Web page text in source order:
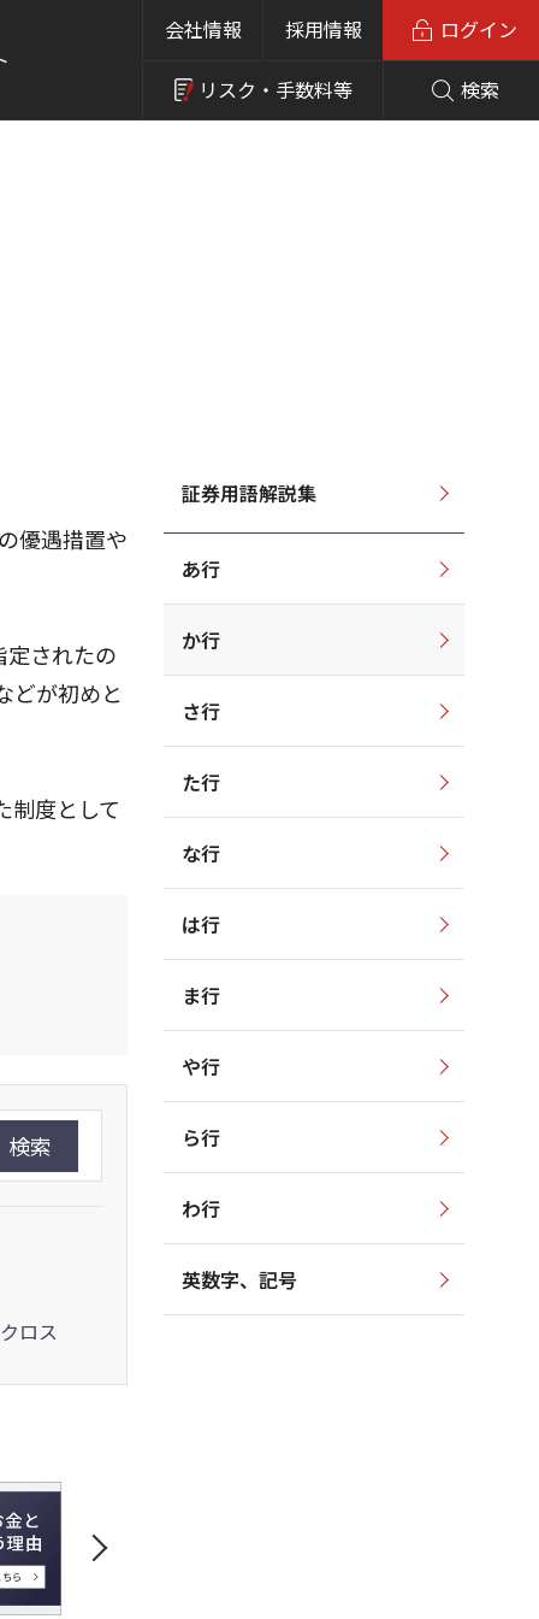
会社情報 採用情報
リスク・ 手数料等 検索
ログイン
優遇措置や
されたの
どが初めと
制度として
検索
ロス
証券用語解説集
あ行
か行
さ行
た行
な行
は行
ま行
や行
ら行
わ行
英数字、記号